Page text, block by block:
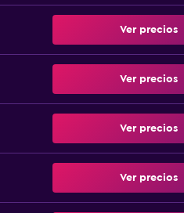
Ver precios
Ver precios
Ver precios
Ver precios